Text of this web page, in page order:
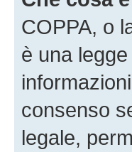
COPPA, o
è una
consenso
legale,